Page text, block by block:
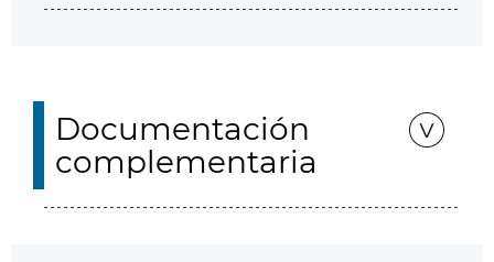
Documentación
complementaria